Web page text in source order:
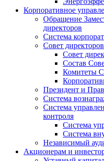
Корпоративное
Обращение
директоров
Система
Совет
Совет
Состав
Комитеты
Президент и
Система
Система
контроля
Система
Система
Независимый
Акционерам и